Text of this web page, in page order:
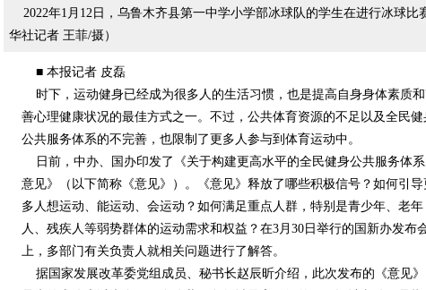
2022年1月12日，乌鲁木齐县第一中学小学部冰球队的学生在进行冰球比
华社记者 王菲/摄）
■ 本报记者 皮磊
时下，运动健身已经成为很多人的生活习惯，也是提高自身身体素质
善心理健康状况的最佳方式之一。不过，公共体育资源的不足以及全民健
公共服务体系的不完善，也限制了更多人参与到体育运动中。
日前，中办、国办印发了《关于构建更高水平的全民健身公共服务体
意见》（以下简称《意见》）。《意见》释放了哪些积极信号？如何引导
多人想运动、能运动、会运动？如何满足重点人群，特别是青少年、老年
人、残疾人等弱势群体的运动需求和权益？在3月30日举行的国新办发布
上，多部门有关负责人就相关问题进行了解答。
据国家发展改革委党组成员、秘书长赵辰昕介绍，此次发布的《意见》